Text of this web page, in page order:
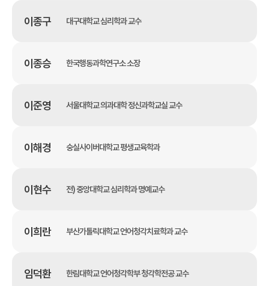
이종구 대구대학교 심리학과 교수
이종승 한국행동과학연구소 소장
이준영 서울대학교 의과대학 정신과학교실 교수
이해경 숭실사이버대학교 평생교육학과
이현수 전) 중앙대학교 심리학과 명예교수
이희란 부산가톨릭대학교 언어청각치료학과 교수
임덕환 한림대학교 언어청각학부 청각학전공 교수